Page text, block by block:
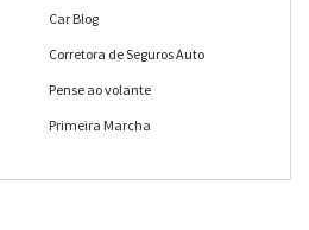
Car Blog
Corretora de Seguros Auto
Pense ao volante
Primeira Marcha